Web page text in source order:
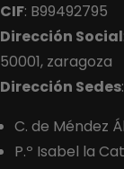
CIF: B99492795
Dirección Social
50001, zaragoza
Dirección Sedes:
C. de Méndez
P.º Isabel la